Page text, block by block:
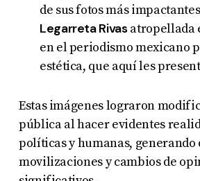
de sus fotos más
Legarreta Rivasatropellada
en el periodismo mexicano
estética, que aquí les
Estas imágenes lograron
pública al hacer evidentes
políticas y humanas, generando
movilizaciones y cambios de